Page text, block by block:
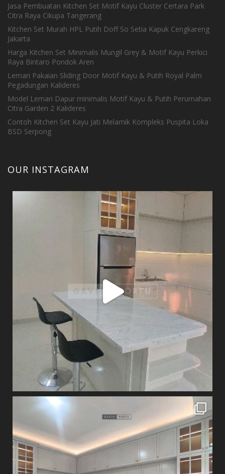
Jasa Pembuatan Kitchen Set Motif Kayu Cluster Certara Park
Citra Raya Cikupa Tangerang
Kitchen Set Murah HPL Putih Doff So Setia Kapuk Cengkareng
Jakarta
Harga Kitchen Set Minimalis Mungil Grey & Motif Kayu Perkici
Raya Bintaro Pondok Aren
Lemari Pakaian Sliding Door Motif Kayu & Putih Royal Palm
Pegadungan Kalideres
Model Lemari Dapur minimalis Motif Kayu & Putih Perumahan
Citra Garden 2 Kalideres
Contoh Kitchen Set Kayu Jati Melamik Kompleks Puspita Loka
BSD Serpong
OUR INSTAGRAM